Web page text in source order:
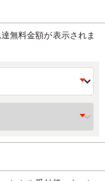
無料金額が表示されま